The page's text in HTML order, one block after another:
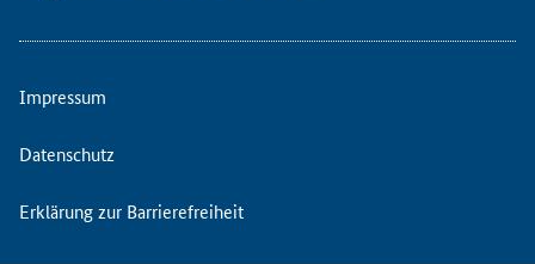
t
o
l
n
Impressum
Datenschutz
Erklärung zur Barrierefreiheit